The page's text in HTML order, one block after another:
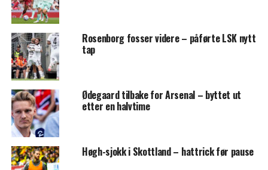
Rosenborg fosser videre – påførte LSK nytt
tap
Ødegaard tilbake for Arsenal – byttet ut
etter en halvtime
Høgh-sjokk i Skottland – hattrick før pause